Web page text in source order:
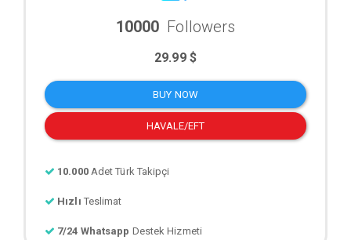
10000 Followers
29.99 $
BUY NOW
HAVALE/EFT
10.000 Adet Türk Takipçi
Hızlı Teslimat
7/24 Whatsapp Destek Hizmeti